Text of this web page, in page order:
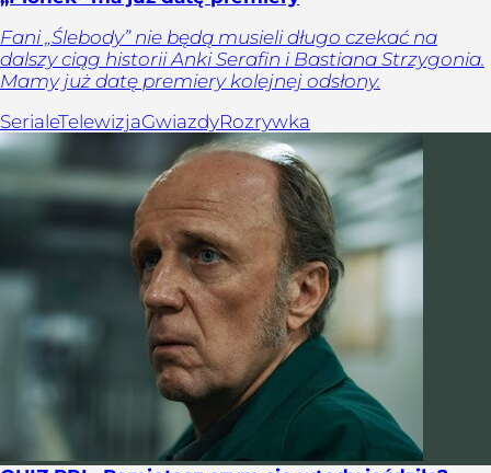
Fani „Ślebody” nie będą musieli długo czekać na
dalszy ciąg historii Anki Serafin i Bastiana Strzygonia.
Mamy już datę premiery kolejnej odsłony.
SerialeTelewizjaGwiazdyRozrywka